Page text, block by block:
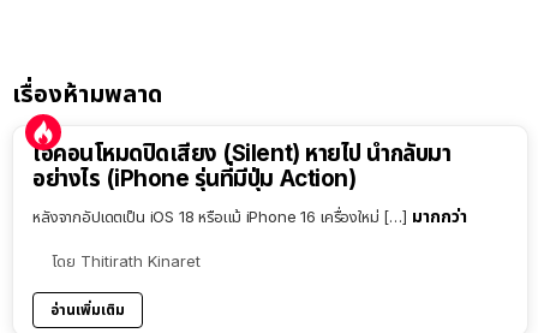
เรื่องห้ามพลาด
ไอคอนโหมดปิดเสียง (Silent) หายไป นำกลับมา
อย่างไร (iPhone รุ่นที่มีปุ่ม Action)
หลังจากอัปเดตเป็น iOS 18 หรือแม้ iPhone 16 เครื่องใหม่ […] มากกว่า
โดย Thitirath Kinaret
อ่านเพิ่มเติม